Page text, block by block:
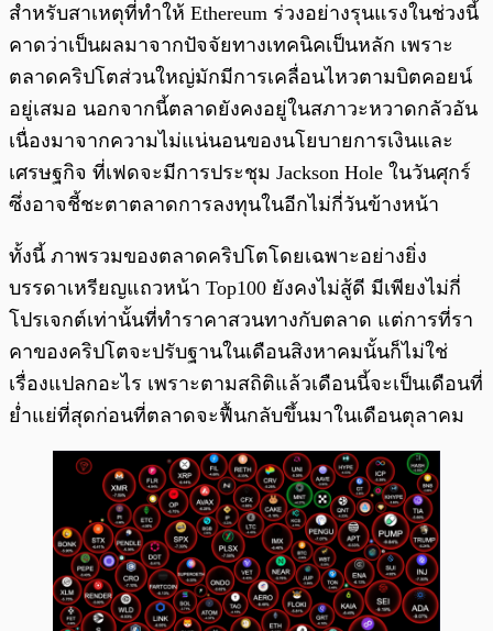
สำหรับสาเหตุที่ทำให้ Ethereum ร่วงอย่างรุนแรงในช่วงนี้
คาดว่าเป็นผลมาจากปัจจัยทางเทคนิคเป็นหลัก เพราะ
ตลาดคริปโตส่วนใหญ่มักมีการเคลื่อนไหวตามบิตคอยน์
อยู่เสมอ นอกจากนี้ตลาดยังคงอยู่ในสภาวะหวาดกลัวอัน
เนื่องมาจากความไม่แน่นอนของนโยบายการเงินและ
เศรษฐกิจ ที่เฟดจะมีการประชุม Jackson Hole ในวันศุกร์
ซึ่งอาจชี้ชะตาตลาดการลงทุนในอีกไม่กี่วันข้างหน้า
ทั้งนี้ ภาพรวมของตลาดคริปโตโดยเฉพาะอย่างยิ่ง
บรรดาเหรียญแถวหน้า Top100 ยังคงไม่สู้ดี มีเพียงไม่กี่
โปรเจกต์เท่านั้นที่ทำราคาสวนทางกับตลาด แต่การที่รา
คาของคริปโตจะปรับฐานในเดือนสิงหาคมนั้นก็ไม่ใช่
เรื่องแปลกอะไร เพราะตามสถิติแล้วเดือนนี้จะเป็นเดือนที่
ย่ำแย่ที่สุดก่อนที่ตลาดจะฟื้นกลับขึ้นมาในเดือนตุลาคม